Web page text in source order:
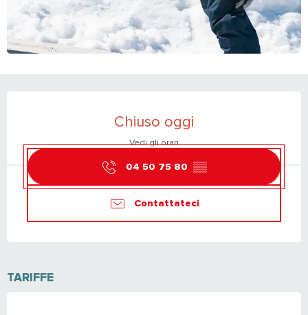
Chiuso oggi
Vedi gli orari
04 50 75 80 ▒▒
Contattateci
TARIFFE